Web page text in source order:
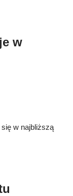
w
w najbliższą